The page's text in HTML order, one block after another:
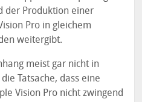
der Produktion einer
Pro in gleichem
weitergibt.
meist gar nicht in
Tatsache, dass eine
Vision Pro nicht zwingend